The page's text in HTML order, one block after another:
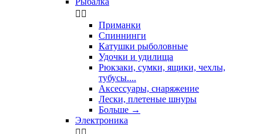
 
Приманки
Спиннинги
Катушки рыболовные
Удочки и удилища
Рюкзаки, сумки, ящики, чехлы,
тубусы....
Аксессуары, снаряжение
Лески, плетеные шнуры
Больше →
Электроника